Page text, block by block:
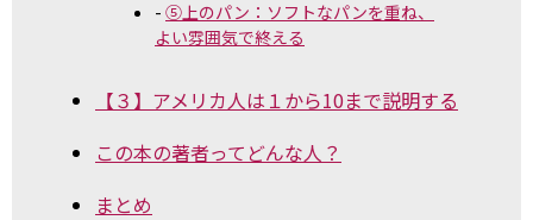
⑤上のパン：ソフトなパンを重ね、
よい雰囲気で終える
【３】アメリカ人は１から10まで説明する
この本の著者ってどんな人？
まとめ